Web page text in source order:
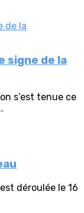
signe de la
s’est tenue ce
déroulée le 16